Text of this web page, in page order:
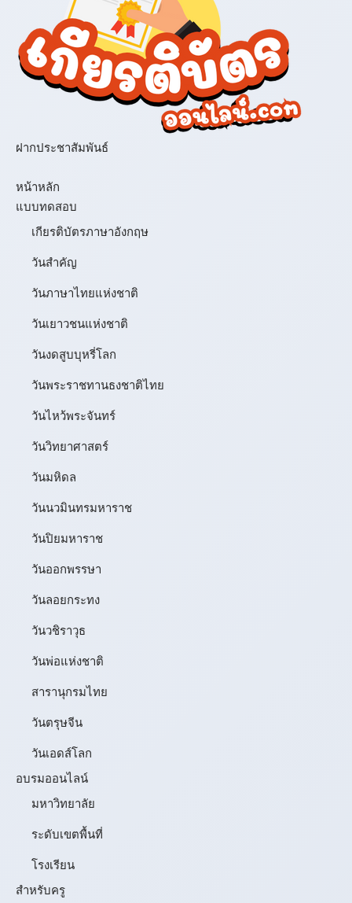
ฝากประชาสัมพันธ์
หน้าหลัก
แบบทดสอบ
เกียรติบัตรภาษาอังกฤษ
วันสำคัญ
วันภาษาไทยแห่งชาติ
วันเยาวชนแห่งชาติ
วันงดสูบบุหรี่โลก
วันพระราชทานธงชาติไทย
วันไหว้พระจันทร์​
วันวิทยาศาสตร์
วันมหิดล
วันนวมินทรมหาราช
วันปิยมหาราช
วันออกพรรษา
วันลอยกระทง
วันวชิราวุธ
วันพ่อแห่งชาติ
สารานุกรมไทย
วันตรุษจีน
วันเอดส์โลก
อบรมออนไลน์
มหาวิทยาลัย
ระดับเขตพื้นที่
โรงเรียน
สำหรับครู